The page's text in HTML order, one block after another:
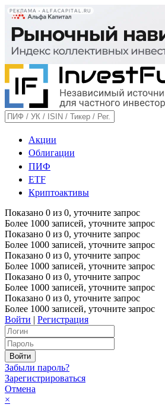
РЕКЛАМА • ALFACAPITAL.RU
Акции
Облигации
ПИФ
ETF
Криптоактивы
Показано 0 из 0, уточните запрос
Более 1000 записей, уточните запрос
Показано 0 из 0, уточните запрос
Более 1000 записей, уточните запрос
Показано 0 из 0, уточните запрос
Более 1000 записей, уточните запрос
Показано 0 из 0, уточните запрос
Более 1000 записей, уточните запрос
Показано 0 из 0, уточните запрос
Более 1000 записей, уточните запрос
Войти | Регистрация
Забыли пароль?
Зарегистрироваться
Отмена
×